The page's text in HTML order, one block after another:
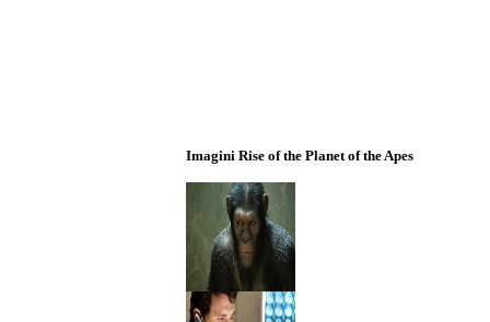
Imagini Rise of the Planet of the Apes